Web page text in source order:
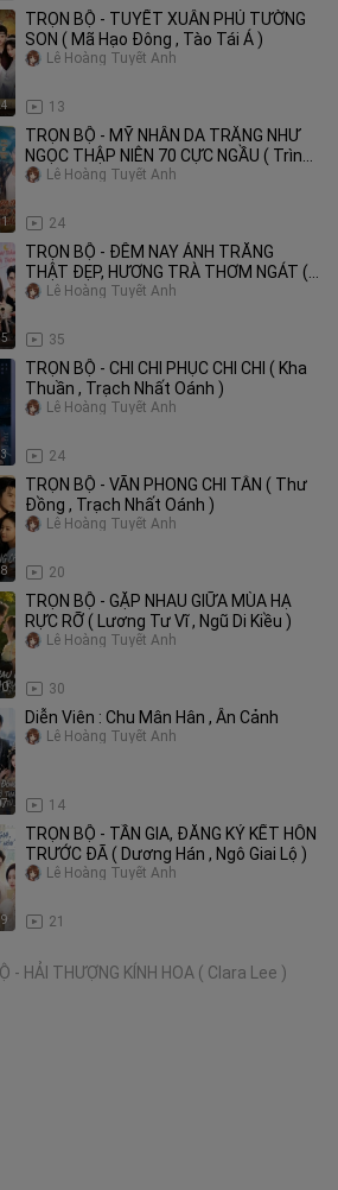
TRỌN BỘ - TUYẾT XUÂN PHỦ TƯỜNG
SON ( Mã Hạo Đông , Tào Tái Á )
13
Lê Hoàng Tuyết Anh
TRỌN BỘ - MỸ NHÂN DA TRẮNG NHƯ
NGỌC THẬP NIÊN 70 CỰC NGẦU ( Trình
Trừng , Kim Tử Tuyền )
24
Lê Hoàng Tuyết Anh
TRỌN BỘ - ĐÊM NAY ÁNH TRĂNG
THẬT ĐẸP, HƯƠNG TRÀ THƠM NGÁT (
Thân Hạo Nam , Vương Yến Phi )
35
Lê Hoàng Tuyết Anh
TRỌN BỘ - CHI CHI PHỤC CHI CHI ( Kha
Thuần , Trạch Nhất Oánh )
24
Lê Hoàng Tuyết Anh
TRỌN BỘ - VÃN PHONG CHI TẪN ( Thư
Đồng , Trạch Nhất Oánh )
20
Lê Hoàng Tuyết Anh
TRỌN BỘ - GẶP NHAU GIỮA MÙA HẠ
RỰC RỠ ( Lương Tư Vĩ , Ngũ Di Kiều )
30
Lê Hoàng Tuyết Anh
Diễn Viên : Chu Mân Hân , Ân Cảnh
14
Lê Hoàng Tuyết Anh
TRỌN BỘ - TẦN GIA, ĐĂNG KÝ KẾT HÔN
TRƯỚC ĐÃ ( Dương Hán , Ngô Giai Lộ )
21
Lê Hoàng Tuyết Anh
- HẢI THƯỢNG KÍNH HOA ( Clara Lee )